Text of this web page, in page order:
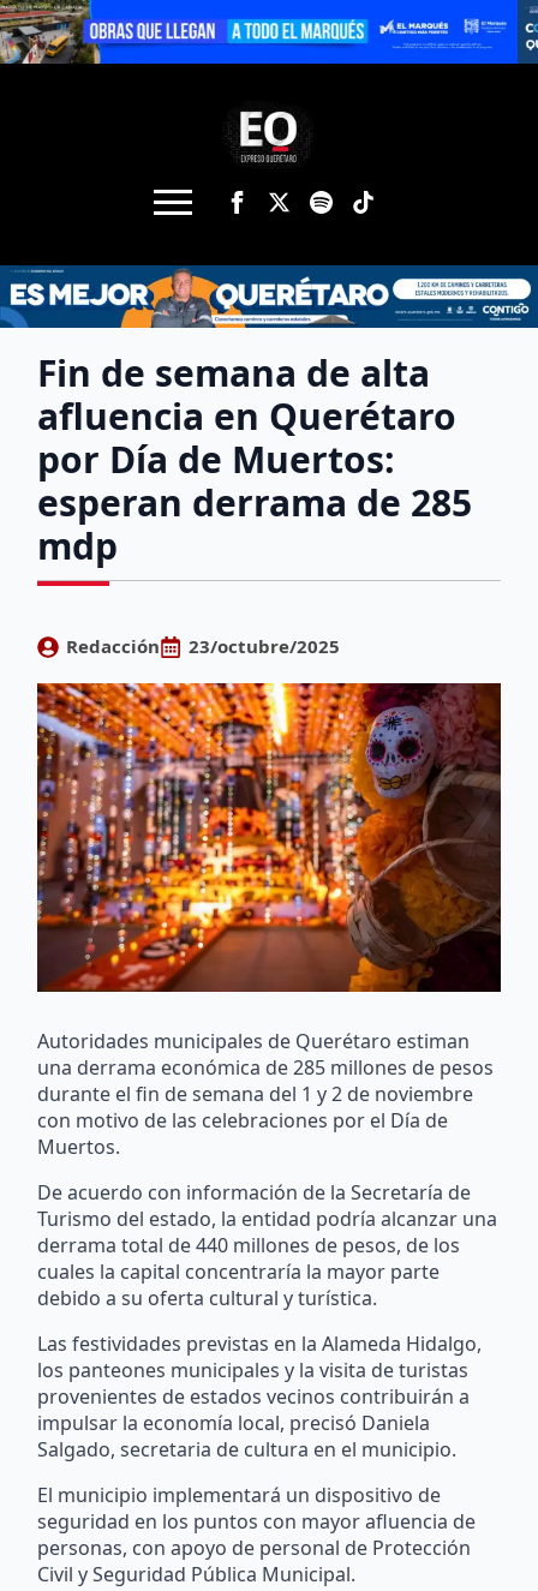
Fin de semana de alta
afluencia en Querétaro
por Día de Muertos:
esperan derrama de 285
mdp
Redacción 23/octubre/2025
Autoridades municipales de Querétaro estiman
una derrama económica de 285 millones de pesos
durante el fin de semana del 1 y 2 de noviembre
con motivo de las celebraciones por el Día de
Muertos.
De acuerdo con información de la Secretaría de
Turismo del estado, la entidad podría alcanzar una
derrama total de 440 millones de pesos, de los
cuales la capital concentraría la mayor parte
debido a su oferta cultural y turística.
Las festividades previstas en la Alameda Hidalgo,
los panteones municipales y la visita de turistas
provenientes de estados vecinos contribuirán a
impulsar la economía local, precisó Daniela
Salgado, secretaria de cultura en el municipio.
El municipio implementará un dispositivo de
seguridad en los puntos con mayor afluencia de
personas, con apoyo de personal de Protección
Civil y Seguridad Pública Municipal.